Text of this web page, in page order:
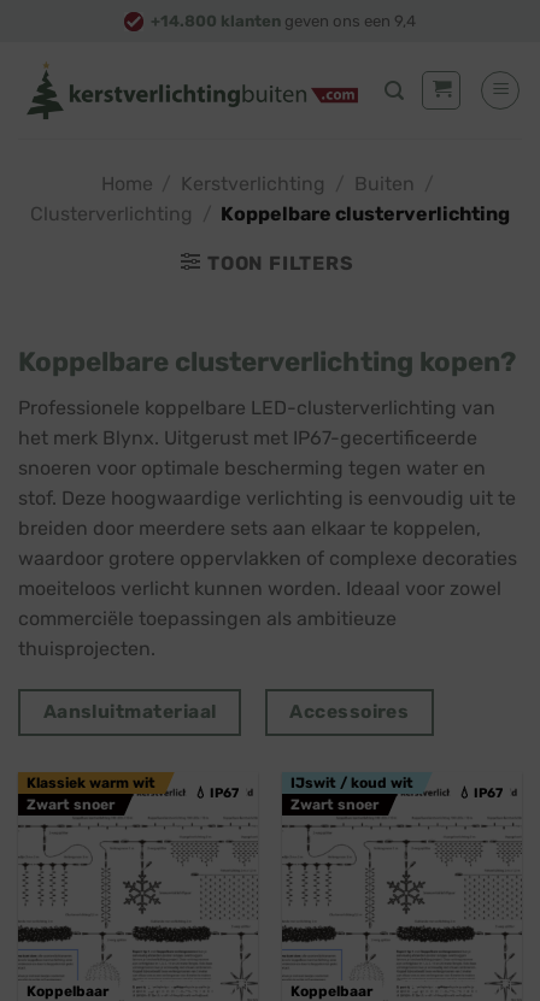
content
+14.800 klanten geven ons een 9,4
Home Kerstverlichting Buiten
Clusterverlichting
Koppelbare clusterverlichting
TOON FILTERS
Koppelbare clusterverlichting kopen?
Professionele koppelbare LED-clusterverlichting van
het merk Blynx. Uitgerust met IP67-gecertificeerde
snoeren voor optimale bescherming tegen water en
stof. Deze hoogwaardige verlichting is eenvoudig uit te
breiden door meerdere sets aan elkaar te koppelen,
waardoor grotere oppervlakken of complexe decoraties
moeiteloos verlicht kunnen worden. Ideaal voor zowel
commerciële toepassingen als ambitieuze
thuisprojecten.
Aansluitmateriaal Accessoires
💧 IP67
Professioneel
Klassiek warm wit
Zwart snoer
Koppelbaar
💧 IP67
Professioneel
IJswit / koud wit
Zwart snoer
Koppelbaar